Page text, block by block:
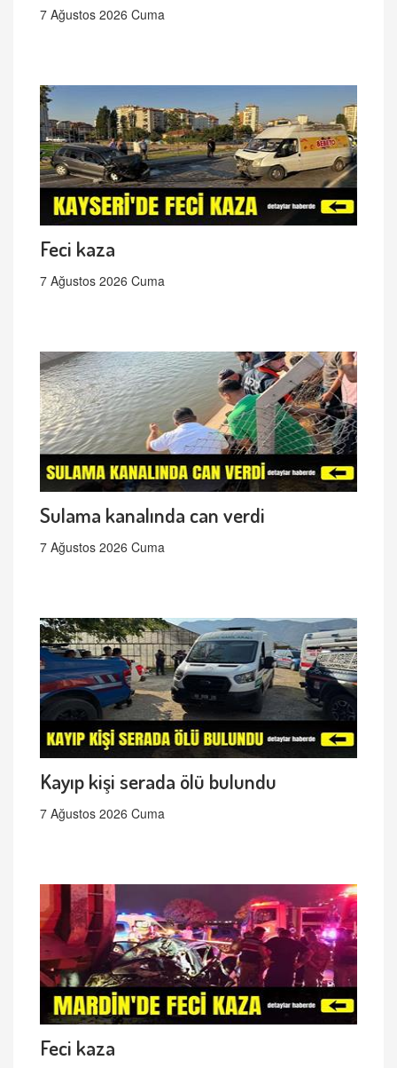
7 Ağustos 2026 Cuma
Feci kaza
7 Ağustos 2026 Cuma
Sulama kanalında can verdi
7 Ağustos 2026 Cuma
Kayıp kişi serada ölü bulundu
7 Ağustos 2026 Cuma
Feci kaza